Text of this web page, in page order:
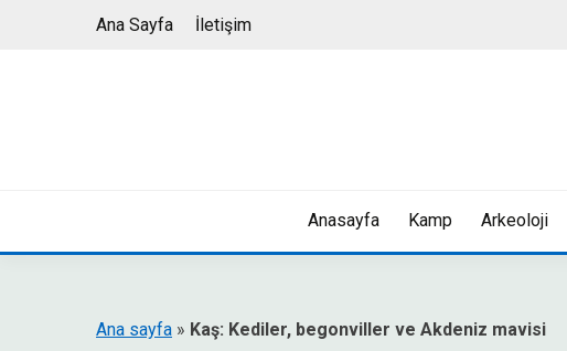
Ana Sayfa İletişim
Anasayfa Kamp Arkeoloji
Ana sayfa » Kaş: Kediler, begonviller ve Akdeniz mavisi